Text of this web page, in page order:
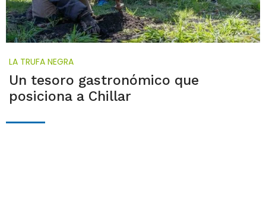
LA TRUFA NEGRA
Un tesoro gastronómico que
posiciona a Chillar